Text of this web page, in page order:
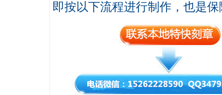
即按以下流程进行制作，也是